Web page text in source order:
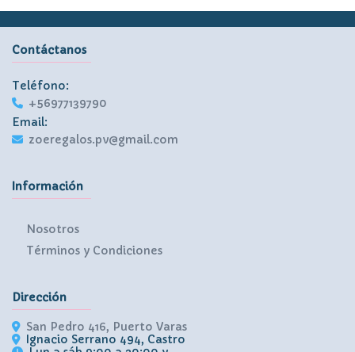
Contáctanos
Teléfono:
+56977139790
Email:
zoeregalos.pv@gmail.com
Información
Nosotros
Términos y Condiciones
Dirección
San Pedro 416, Puerto Varas
Ignacio Serrano 494, Castro